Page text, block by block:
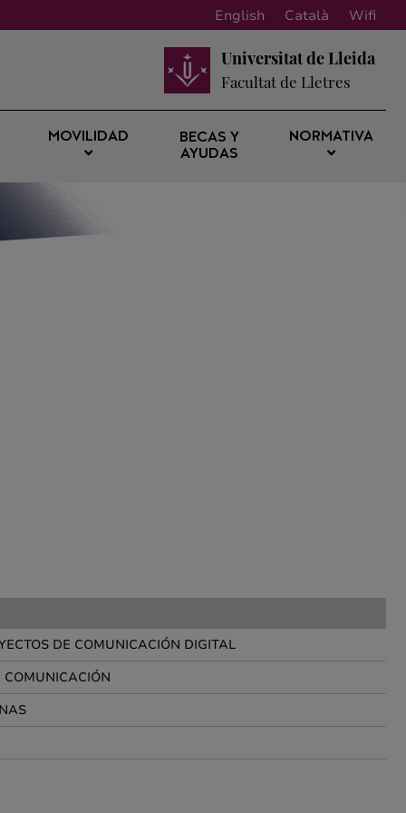
English Català Wifi
Universitat de Lleida
Facultat de Lletres
MOVILIDAD
BECAS Y
AYUDAS
NORMATIVA
DE COMUNICACIÓN DIGITAL
COMUNICACIÓN